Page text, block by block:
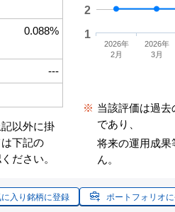
0.088%
---
以外に掛
下記の
ださい。
2026年
2月
2026年
3月
1
2
※ 当該評価は過
であり、
将来の運用成
ん。
入り銘柄に登録 ポートフォリオ